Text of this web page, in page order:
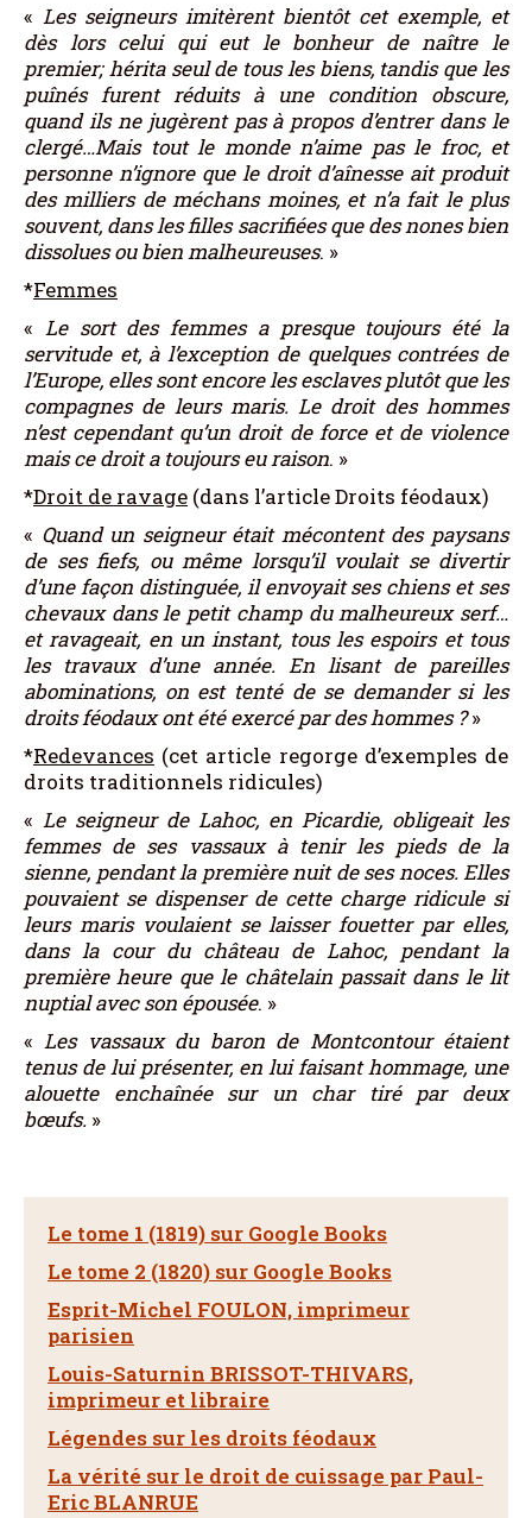
« Les seigneurs imitèrent bientôt cet exemple, et
dès lors celui qui eut le bonheur de naître le
premier; hérita seul de tous les biens, tandis que les
puînés furent réduits à une condition obscure,
quand ils ne jugèrent pas à propos d’entrer dans le
clergé…Mais tout le monde n’aime pas le froc, et
personne n’ignore que le droit d’aînesse ait produit
des milliers de méchans moines, et n’a fait le plus
souvent, dans les filles sacrifiées que des nones bien
dissolues ou bien malheureuses. »
*Femmes
« Le sort des femmes a presque toujours été la
servitude et, à l’exception de quelques contrées de
l’Europe, elles sont encore les esclaves plutôt que les
compagnes de leurs maris. Le droit des hommes
n’est cependant qu’un droit de force et de violence
mais ce droit a toujours eu raison. »
*Droit de ravage (dans l’article Droits féodaux)
« Quand un seigneur était mécontent des paysans
de ses fiefs, ou même lorsqu’il voulait se divertir
d’une façon distinguée, il envoyait ses chiens et ses
chevaux dans le petit champ du malheureux serf…
et ravageait, en un instant, tous les espoirs et tous
les travaux d’une année. En lisant de pareilles
abominations, on est tenté de se demander si les
droits féodaux ont été exercé par des hommes ?»
*Redevances (cet article regorge d’exemples de
droits traditionnels ridicules)
« Le seigneur de Lahoc, en Picardie, obligeait les
femmes de ses vassaux à tenir les pieds de la
sienne, pendant la première nuit de ses noces. Elles
pouvaient se dispenser de cette charge ridicule si
leurs maris voulaient se laisser fouetter par elles,
dans la cour du château de Lahoc, pendant la
première heure que le châtelain passait dans le lit
nuptial avec son épousée. »
«Les vassaux du baron de Montcontour étaient
tenus de lui présenter, en lui faisant hommage, une
alouette enchaînée sur un char tiré par deux
bœufs. »
Le tome 1 (1819) sur Google Books
Le tome 2 (1820) sur Google Books
Esprit-Michel FOULON, imprimeur
parisien
Louis-Saturnin BRISSOT-THIVARS,
imprimeur et libraire
Légendes sur les droits féodaux
La vérité sur le droit de cuissage par Paul-
Eric BLANRUE